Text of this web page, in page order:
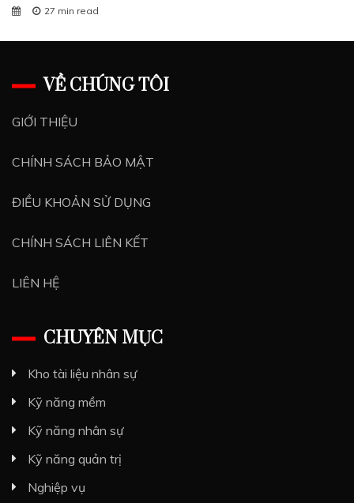
27 min read
VỀ CHÚNG TÔI
GIỚI THIỆU
CHÍNH SÁCH BẢO MẬT
ĐIỀU KHOẢN SỬ DỤNG
CHÍNH SÁCH LIÊN KẾT
LIÊN HỆ
CHUYÊN MỤC
Kho tài liệu nhân sự
Kỹ năng mềm
Kỹ năng nhân sự
Kỹ năng quản trị
Nghiệp vụ